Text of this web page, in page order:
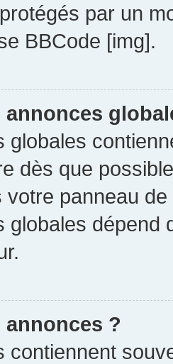
par un
BBCode [img].
annonces
globales
dès que
panneau
globales dépend
?
contiennent